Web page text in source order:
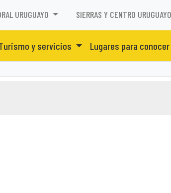
URUGUAYO SIERRAS Y CENTRO URUGUAYO
y servicios Lugares para conocer